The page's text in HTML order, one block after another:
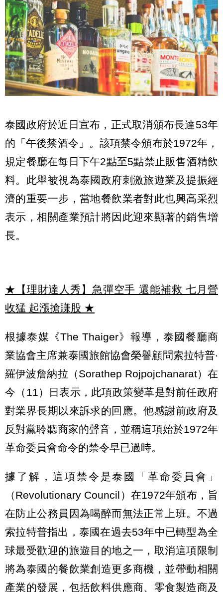
泰國政府於近日宣布，正式取消頒布長達53年
的「午後禁酒令」。該項禁令頒布於1972年，
規定餐廳在每日下午2點至5點禁止販售酒精飲
料。此舉被視為泰國政府刺激旅遊業及提振經
濟的重要一步，當地餐飲業者對此也興高采烈
表示，相關產業預計將因此迎來顯著的銷售增
長。
★【理財達人秀】急彈空手 還能補救 七月營
收猛 起漲搶賺股 ★
根據泰媒《The Thaiger》報導，泰國餐廳商
業協會主席兼泰國旅館協會榮譽顧問索拉特普‧
羅伊波詹納拉（Sorathep Rojpojchanarat）在
今（11）日表示，此項政策變革是對前任政府
對業界長期以來訴求的回應。他感謝前政府及
反對黨聆聽商家的聲音，並稱這項始於1972年
革命委員會命令的禁令早已過時。
據了解，這項禁令是泰國「革命委員會」
（Revolutionary Council）在1972年頒布，旨
在防止公務員因為喝醉而無法正常上班。不過
索拉特普指出，泰國在過去53年中已轉型為全
球最受歡迎的旅遊目的地之一，取消這項限制
將為泰國的餐飲業創造更多商機，並帶動相關
產業的發展，包括飲料供應商、零食製造商及